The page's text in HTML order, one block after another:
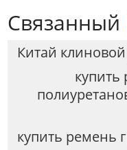
Связанный
Китай
купить
купить ремень